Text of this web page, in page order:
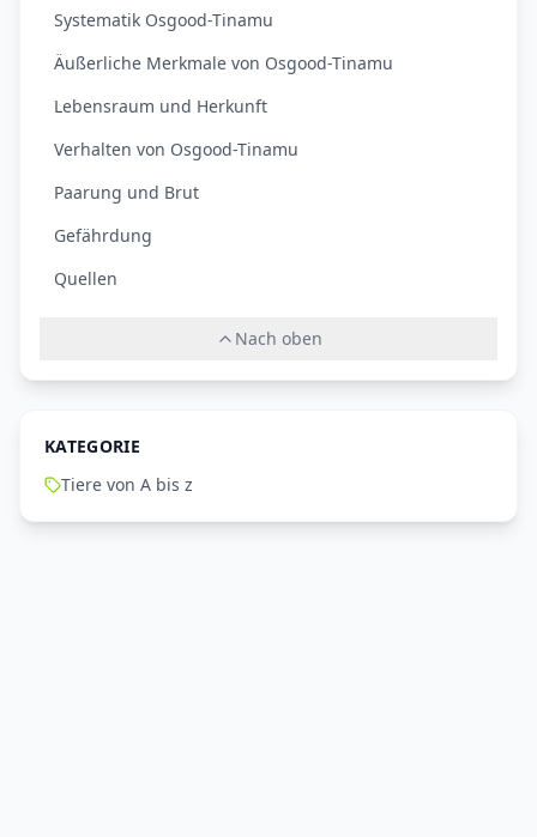
Systematik Osgood-Tinamu
Äußerliche Merkmale von Osgood-Tinamu
Lebensraum und Herkunft
Verhalten von Osgood-Tinamu
Paarung und Brut
Gefährdung
Quellen
Nach oben
KATEGORIE
Tiere von A bis z